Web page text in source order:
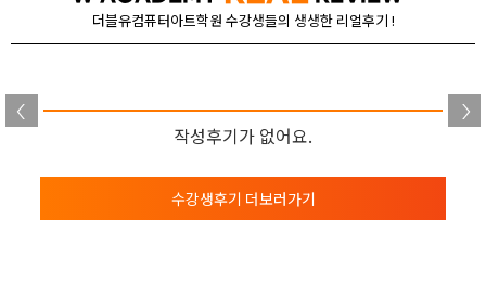
더블유컴퓨터아트학원 수강생들의 생생한 리얼후기 !
작성후기가 없어요.
수강생후기 더보러가기